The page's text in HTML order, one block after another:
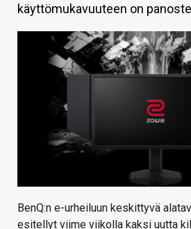
KAUPPA
VAIHDA TEEMA
käyttömukavuuteen on
BenQ:n e-urheiluun keskittyvä
esitellyt viime viikolla kaksi uutta